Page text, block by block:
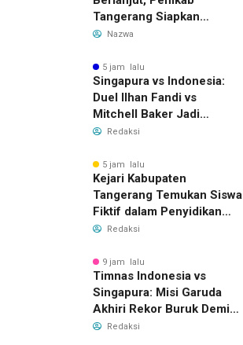
Tangerang Siapkan
Langkah Antisipasi Krisis
Nazwa
5 jam lalu
Singapura vs Indonesia:
Duel Ilhan Fandi vs
Mitchell Baker Jadi
Sorotan di Piala AFF 2026
Redaksi
5 jam lalu
Kejari Kabupaten
Tangerang Temukan Siswa
Fiktif dalam Penyidikan
Dana BOP PKBM
Redaksi
9 jam lalu
Timnas Indonesia vs
Singapura: Misi Garuda
Akhiri Rekor Buruk Demi
Tiket Semifinal Piala AFF
Redaksi